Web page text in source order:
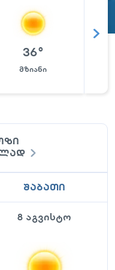
36°
მზიანი
შაბათი
8 აგვისტო